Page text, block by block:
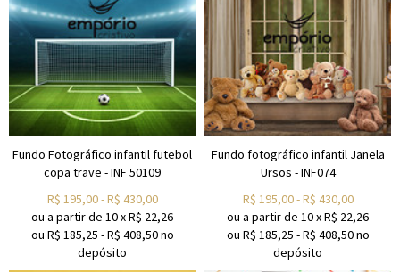
Fundo Fotográfico infantil futebol
copa trave - INF 50109
R$ 195,00-R$ 430,00
ou a partir de 10xR$ 22,26
ou R$ 185,25 -R$ 408,50no
depósito
Fundo fotográfico infantil Janela
Ursos - INF074
R$ 195,00-R$ 430,00
ou a partir de 10xR$ 22,26
ou R$ 185,25 -R$ 408,50no
depósito